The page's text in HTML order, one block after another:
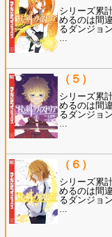
シリーズ累
めるのは間
るダンジョ
…
（５）
シリーズ累
めるのは間
るダンジョ
…
（６）
シリーズ累
めるのは間
るダンジョ
…